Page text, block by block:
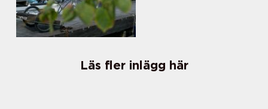
Läs fler inlägg här